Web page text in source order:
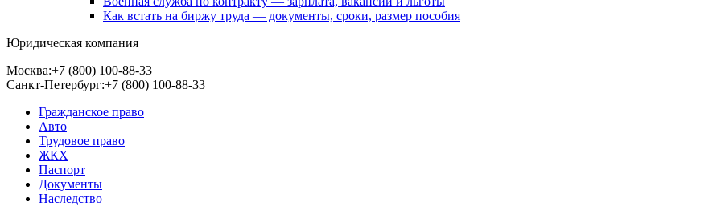
Как встать на биржу труда — документы, сроки, размер пособия
Юридическая компания
Москва:+7 (800) 100-88-33
Санкт-Петербург:+7 (800) 100-88-33
Гражданское право
Авто
Трудовое право
ЖКХ
Паспорт
Документы
Наследство